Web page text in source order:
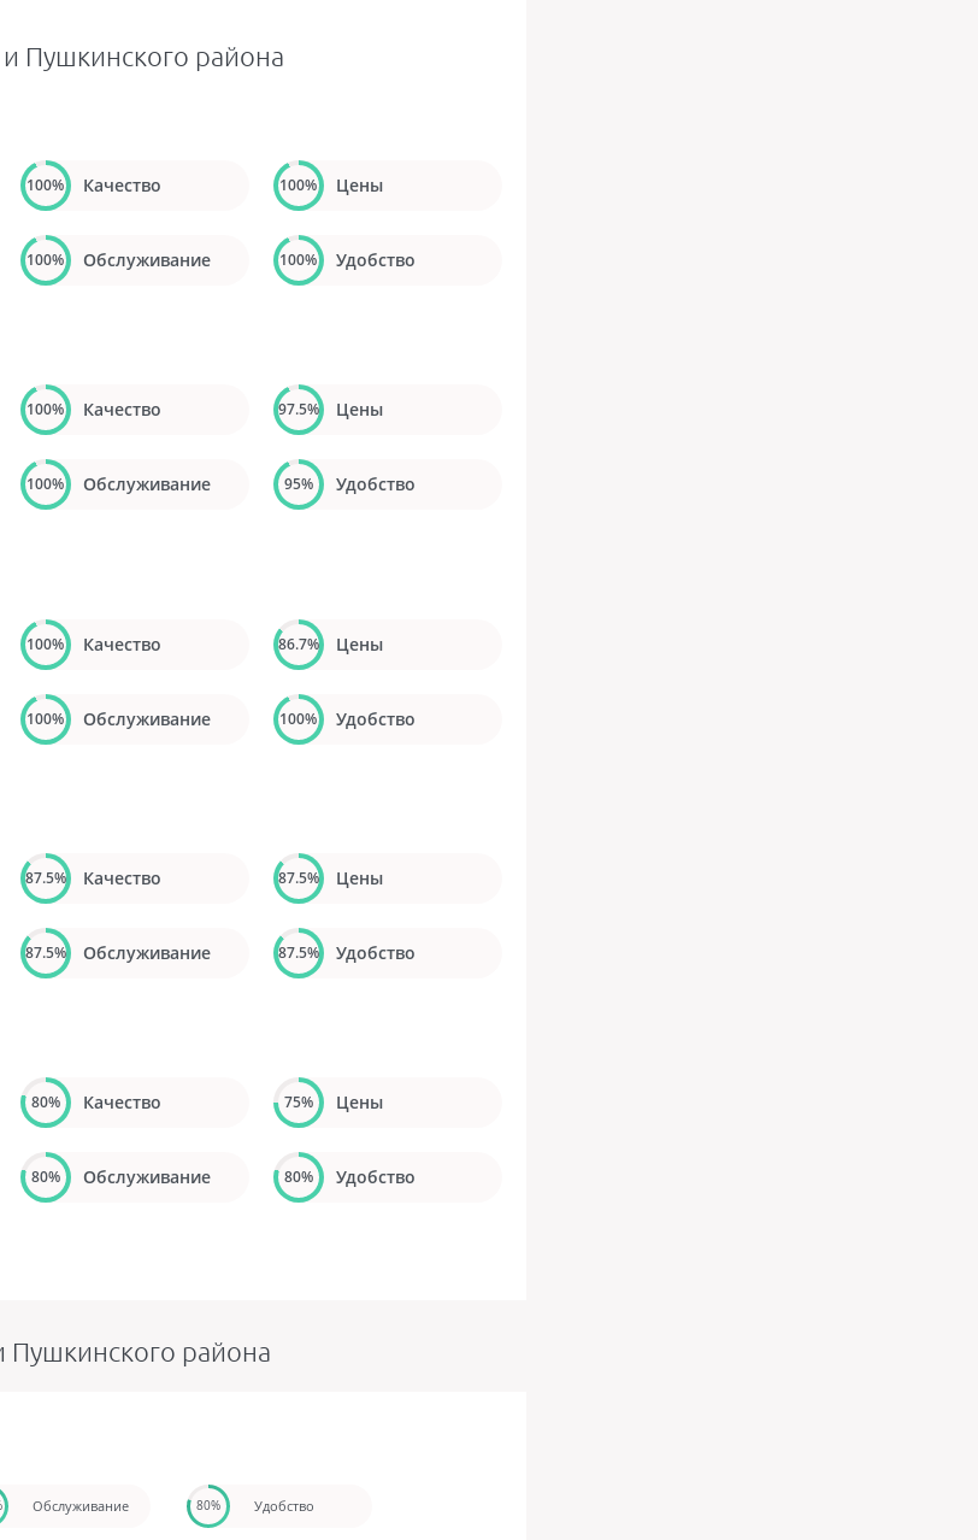
Пушкинского района
100% Качество 100% Цены
100% Обслуживание 100% Удобство
100% Качество 97.5% Цены
100% Обслуживание 95% Удобство
100% Качество 86.7% Цены
100% Обслуживание 100% Удобство
87.5% Качество 87.5% Цены
87.5% Обслуживание 87.5% Удобство
80% Качество 75% Цены
80% Обслуживание 80% Удобство
района
Обслуживание 80% Удобство